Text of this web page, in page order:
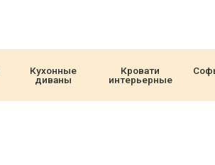
Кухонные
диваны
Кровати
интерьерные